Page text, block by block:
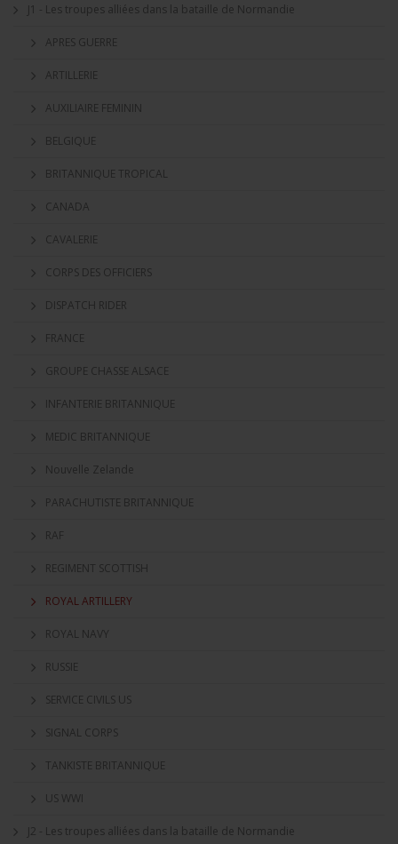
J1 - Les troupes alliées dans la bataille de Normandie
APRES GUERRE
ARTILLERIE
AUXILIAIRE FEMININ
BELGIQUE
BRITANNIQUE TROPICAL
CANADA
CAVALERIE
CORPS DES OFFICIERS
DISPATCH RIDER
FRANCE
GROUPE CHASSE ALSACE
INFANTERIE BRITANNIQUE
MEDIC BRITANNIQUE
Nouvelle Zelande
PARACHUTISTE BRITANNIQUE
RAF
REGIMENT SCOTTISH
ROYAL ARTILLERY
ROYAL NAVY
RUSSIE
SERVICE CIVILS US
SIGNAL CORPS
TANKISTE BRITANNIQUE
US WWI
J2 - Les troupes alliées dans la bataille de Normandie